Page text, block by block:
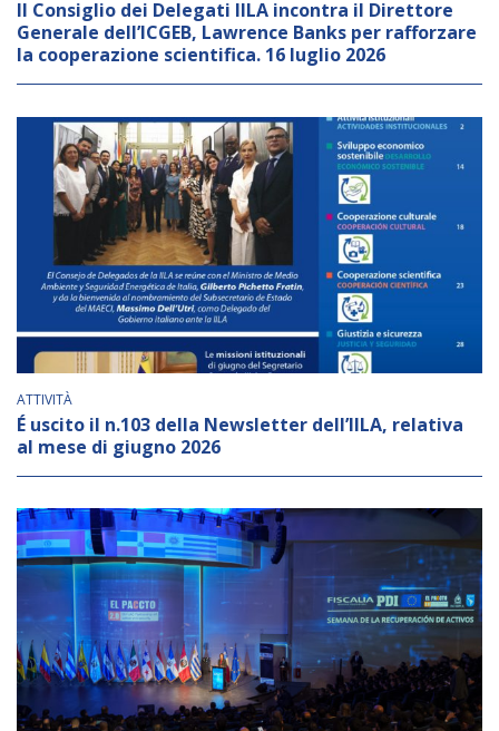
Bandi
Borse di studio
Albo fornitori
Contratti/Accordi/Grant
NEWSLETTER
Il Consiglio dei Delegati IILA incontra il Direttore
Generale dell’ICGEB, Lawrence Banks per rafforzare
la cooperazione scientifica. 16 luglio 2026
ATTIVITÀ
É uscito il n.103 della Newsletter dell’IILA, relativa
al mese di giugno 2026